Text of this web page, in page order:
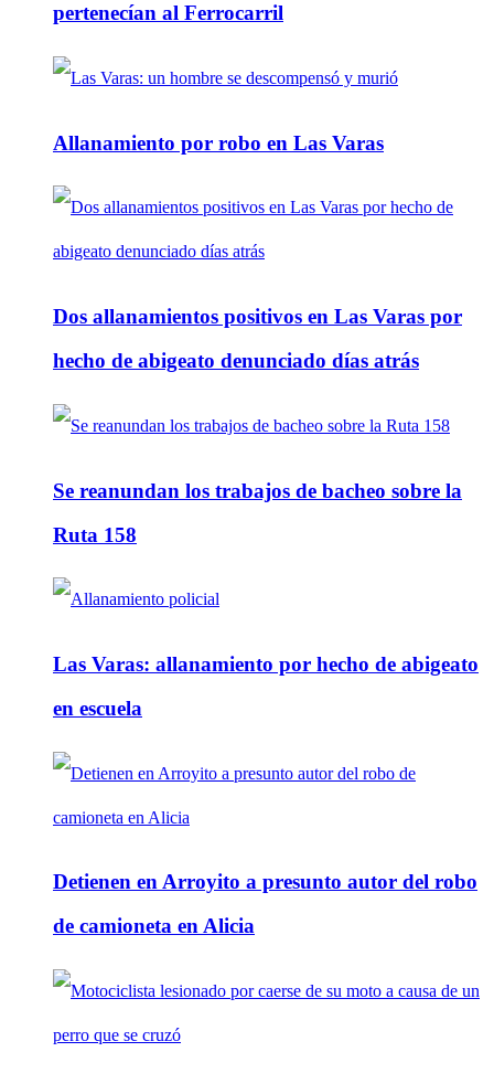
pertenecían al Ferrocarril
Allanamiento por robo en Las Varas
Dos allanamientos positivos en Las Varas por
hecho de abigeato denunciado días atrás
Se reanundan los trabajos de bacheo sobre la
Ruta 158
Las Varas: allanamiento por hecho de abigeato
en escuela
Detienen en Arroyito a presunto autor del robo
de camioneta en Alicia